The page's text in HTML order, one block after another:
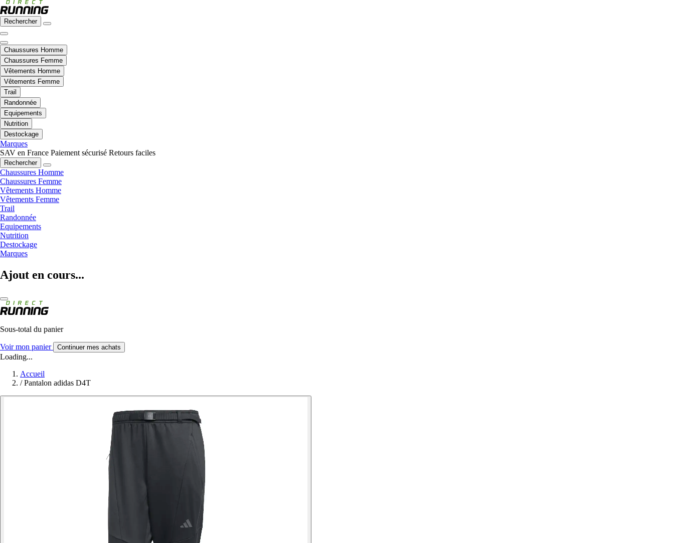
Rechercher
Chaussures Homme
Chaussures Femme
Vêtements Homme
Vêtements Femme
Trail
Randonnée
Equipements
Nutrition
Destockage
Marques
SAV en France Paiement sécurisé Retours faciles
Rechercher
Chaussures Homme
Chaussures Femme
Vêtements Homme
Vêtements Femme
Trail
Randonnée
Equipements
Nutrition
Destockage
Marques
Ajout en cours...
Sous-total du panier
Voir mon panier Continuer mes achats
Loading...
Accueil
/ Pantalon adidas D4T